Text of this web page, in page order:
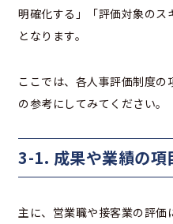
明確化する」「評価対象のス
となります。
ここでは、各人事評価制度
の参考にしてみてください。
3-1. 成果や業績の項
主に、営業職や接客業の評価